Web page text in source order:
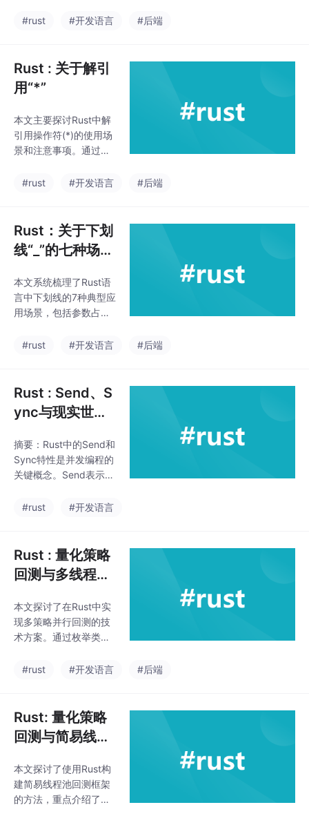
过程宏的线索就会慢慢
码操作，其核心逻辑是
见的取引用和解引用操
作，包括&*T、&**T等
组合操作的含义，并重
隐含的多步自动解引用
过程。此外，还介绍了
通过Deref实现的类型转
这种转换
#rust #开发语言 #后端
Rust : 关于解引
用“*”
本文主要探讨Rust中解
引用操作符(*)的使用场
景和注意事项。通过多
基本解引用和重新借用
f特性的实现；3) 解引
用导致所有权转移的情
况；4) 可变引用的解引
中与ref、_等模式搭配
使用时的所有权处理。
特别指出Box和自定义
的差异，以及match模
#rust #开发语言 #后端
Rust：关于下划
线“_”的七种场景
本文系统梳理了Rust语
言中下划线的7种典型应
用场景，包括参数占
量忽略、类型擦除、所
法。
#rust #开发语言 #后端
Rust : Send、S
ync与现实世界
摘要：Rust中的Send和
Sync特性是并发编程的
关键概念。Send表示类
移，Sync表示类型引用
特性类型：1)标准类型
通常同时实现Send+Sy
nc；2)内部可变类型(C
c；3)线程保护类型(Mu
texGuard)实现Sync但
不Send；4)不安全指针
Sync。最后通过书籍版
#rust #开发语言
Rust : 量化策略
回测与多线程技
本文探讨了在Rust中实
现多策略并行回测的技
术方案。通过枚举类型
入参数(Parameter)和输
Once()->OutPut闭包格
式，并使用Box<dyn F
nOnce>进行动态分
模块实现1:1的线程策略
映射，使3个策略的并
行执行时间从单线程的
#rust #开发语言 #后端
Rust: 量化策略
回测与简易线程
执行观测
本文探讨了使用Rust构
建简易线程池回测框架
的方法，重点介绍了两